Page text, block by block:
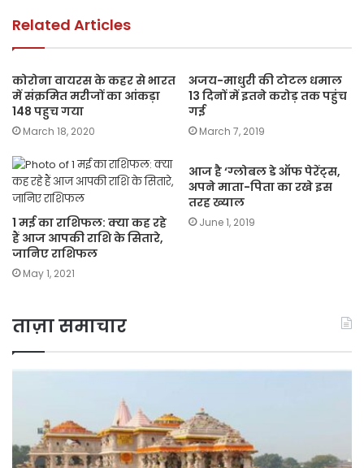
k
Related Articles
कोरोना वायरस के कहर से भारत
में संक्रमित मरीजों का आंकड़ा
148 पहुच गया
March 18, 2020
अजय-माधुरी की टोटल धमाल
13 दिनों में इतने करोड़ तक पहुंच
गई
March 7, 2019
1 मई का राशिफल: क्या कह रहे
हैं आज आपकी राशि के सितारे,
जानिए राशिफल
May 1, 2021
आज है ‘ग्लोबल डे ऑफ पेरेंट्स,
अपने माता-पिता का रखे इस
तरह ख्याल
June 1, 2019
ताज़ा समाचार